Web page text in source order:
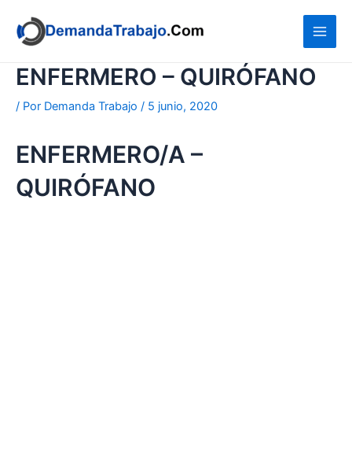
contenido
ENFERMERO – QUIRÓFANO
/ Por Demanda Trabajo / 5 junio, 2020
ENFERMERO/A –
QUIRÓFANO